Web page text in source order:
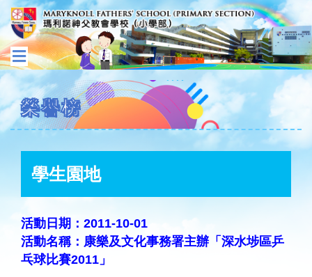
榮譽榜
學生園地
活動日期：2011-10-01
活動名稱：康樂及文化事務署主辦「深水埗區乒
乓球比賽2011」